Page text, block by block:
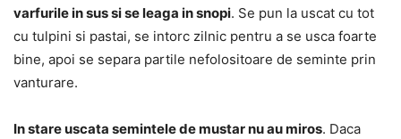
varfurile in sus si se leaga in snopi. Se pun la uscat cu tot
cu tulpini si pastai, se intorc zilnic pentru a se usca foarte
bine, apoi se separa partile nefolositoare de seminte prin
vanturare.
In stare uscata semintele de mustar nu au miros. Daca